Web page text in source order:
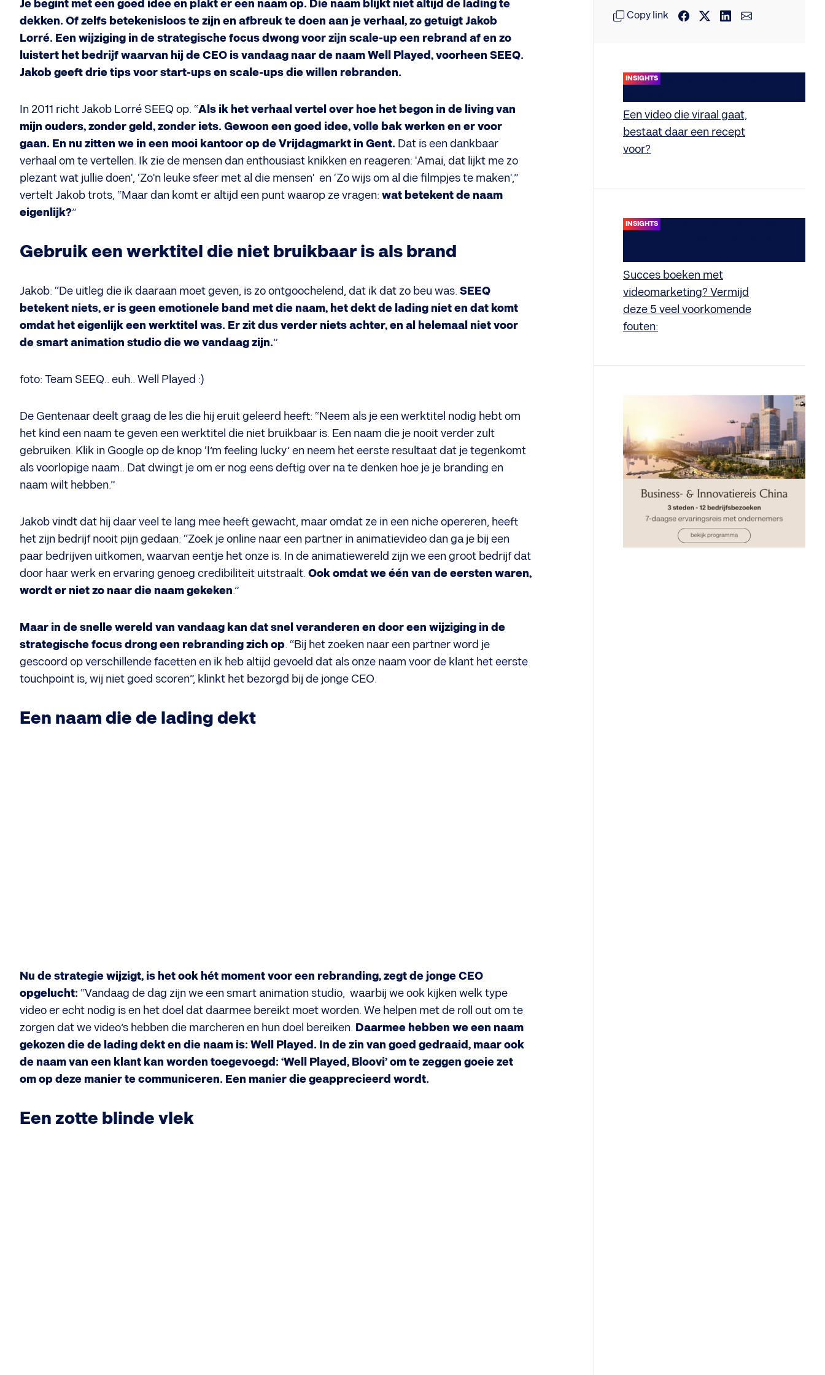
Je begint met een goed idee en plakt er een naam op. Die naam blijkt niet altijd de lading te
dekken. Of zelfs betekenisloos te zijn en afbreuk te doen aan je verhaal, zo getuigt Jakob
Lorré. Een wijziging in de strategische focus dwong voor zijn scale-up een rebrand af en zo
luistert het bedrijf waarvan hij de CEO is vandaag naar de naam Well Played, voorheen SEEQ.
Jakob geeft drie tips voor start-ups en scale-ups die willen rebranden.
In 2011 richt Jakob Lorré SEEQ op. “Als ik het verhaal vertel over hoe het begon in de living van
mijn ouders, zonder geld, zonder iets. Gewoon een goed idee, volle bak werken en er voor
gaan. En nu zitten we in een mooi kantoor op de Vrijdagmarkt in Gent. Dat is een dankbaar
verhaal om te vertellen. Ik zie de mensen dan enthousiast knikken en reageren: 'Amai, dat lijkt me zo
plezant wat jullie doen', ‘Zo'n leuke sfeer met al die mensen' en ‘Zo wijs om al die filmpjes te maken',”
vertelt Jakob trots, “Maar dan komt er altijd een punt waarop ze vragen: wat betekent de naam
eigenlijk?”
Gebruik een werktitel die niet bruikbaar is als brand
Jakob: “De uitleg die ik daaraan moet geven, is zo ontgoochelend, dat ik dat zo beu was. SEEQ
betekent niets, er is geen emotionele band met die naam, het dekt de lading niet en dat komt
omdat het eigenlijk een werktitel was. Er zit dus verder niets achter, en al helemaal niet voor
de smart animation studio die we vandaag zijn.”
foto: Team SEEQ.. euh.. Well Played :)
De Gentenaar deelt graag de les die hij eruit geleerd heeft: “Neem als je een werktitel nodig hebt om
het kind een naam te geven een werktitel die niet bruikbaar is. Een naam die je nooit verder zult
gebruiken. Klik in Google op de knop ‘I’m feeling lucky’ en neem het eerste resultaat dat je tegenkomt
als voorlopige naam.. Dat dwingt je om er nog eens deftig over na te denken hoe je je branding en
naam wilt hebben.”
Jakob vindt dat hij daar veel te lang mee heeft gewacht, maar omdat ze in een niche opereren, heeft
het zijn bedrijf nooit pijn gedaan: “Zoek je online naar een partner in animatievideo dan ga je bij een
paar bedrijven uitkomen, waarvan eentje het onze is. In de animatiewereld zijn we een groot bedrijf dat
door haar werk en ervaring genoeg credibiliteit uitstraalt. Ook omdat we één van de eersten waren,
wordt er niet zo naar die naam gekeken.”
Maar in de snelle wereld van vandaag kan dat snel veranderen en door een wijziging in de
strategische focus drong een rebranding zich op. “Bij het zoeken naar een partner word je
gescoord op verschillende facetten en ik heb altijd gevoeld dat als onze naam voor de klant het eerste
touchpoint is, wij niet goed scoren”, klinkt het bezorgd bij de jonge CEO.
Een naam die de lading dekt
Nu de strategie wijzigt, is het ook hét moment voor een rebranding, zegt de jonge CEO
opgelucht: “Vandaag de dag zijn we een smart animation studio, waarbij we ook kijken welk type
video er echt nodig is en het doel dat daarmee bereikt moet worden. We helpen met de roll out om te
zorgen dat we video’s hebben die marcheren en hun doel bereiken. Daarmee hebben we een naam
gekozen die de lading dekt en die naam is: Well Played. In de zin van goed gedraaid, maar ook
de naam van een klant kan worden toegevoegd: ‘Well Played, Bloovi’ om te zeggen goeie zet
om op deze manier te communiceren. Een manier die geapprecieerd wordt.
Een zotte blinde vlek
Copy link
INSIGHTS
Een video die viraal gaat,
bestaat daar een recept
voor?
INSIGHTS
Succes boeken met
videomarketing? Vermijd
deze 5 veel voorkomende
fouten: